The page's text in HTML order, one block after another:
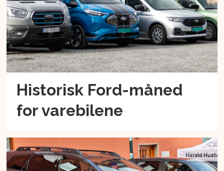
Historisk Ford-måned
for varebilene